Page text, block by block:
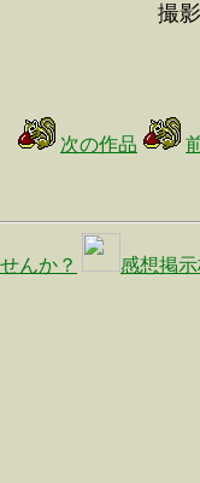
撮
次の作品
んか？ 感想掲